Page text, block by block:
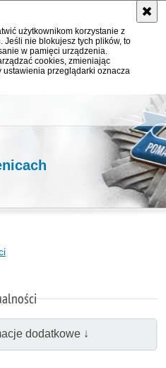
użytkownikom korzystanie z
Jeśli nie blokujesz tych plików, to
w pamięci urządzenia.
cookies, zmieniając
przeglądarki oznacza
dodatkowe ↓